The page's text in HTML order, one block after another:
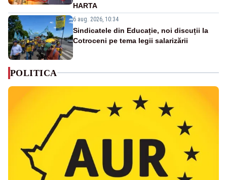
HARTA
6 aug. 2026, 10:34
Sindicatele din Educație, noi discuții la
Cotroceni pe tema legii salarizării
POLITICA